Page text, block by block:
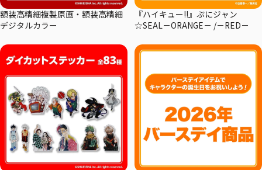
額装高精細複製原画・額装高精細
デジタルカラー
『ハイキュー!!』ぷにジャン
☆SEAL－ORANGE－ /－RED－